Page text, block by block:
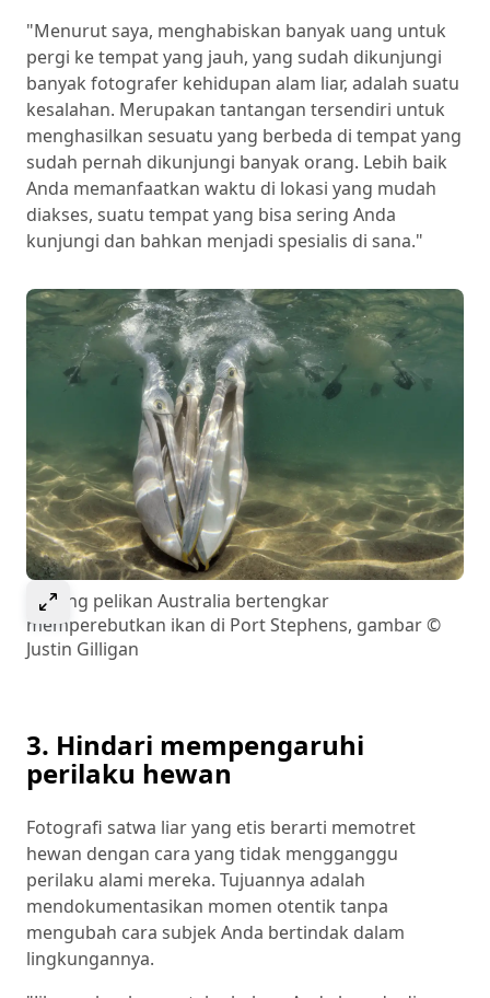
"Menurut saya, menghabiskan banyak uang untuk
pergi ke tempat yang jauh, yang sudah dikunjungi
banyak fotografer kehidupan alam liar, adalah suatu
kesalahan. Merupakan tantangan tersendiri untuk
menghasilkan sesuatu yang berbeda di tempat yang
sudah pernah dikunjungi banyak orang. Lebih baik
Anda memanfaatkan waktu di lokasi yang mudah
diakses, suatu tempat yang bisa sering Anda
kunjungi dan bahkan menjadi spesialis di sana."
Select to expand image
Burung pelikan Australia bertengkar
memperebutkan ikan di Port Stephens, gambar ©
Justin Gilligan
3. Hindari mempengaruhi
perilaku hewan
Fotografi satwa liar yang etis berarti memotret
hewan dengan cara yang tidak mengganggu
perilaku alami mereka. Tujuannya adalah
mendokumentasikan momen otentik tanpa
mengubah cara subjek Anda bertindak dalam
lingkungannya.